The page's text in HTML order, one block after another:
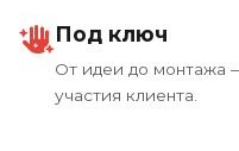
Под ключ
От идеи до монтажа
участия клиента.